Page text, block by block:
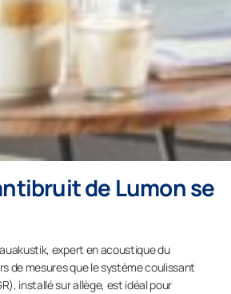
de Lumon se
expert en acoustique du
de mesures que le système coulissant
installé sur allège, est idéal pour